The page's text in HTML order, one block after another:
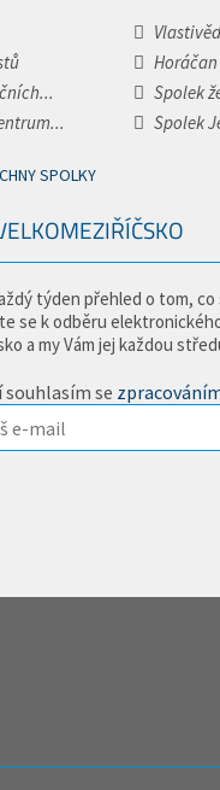
Horáčan
Spolek
Spolek
SPOLKY
týden přehled o tom, co
se k odběru
a my Vám jej každou
se